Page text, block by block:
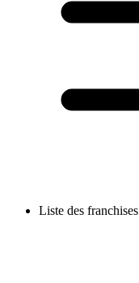
Liste des franchises